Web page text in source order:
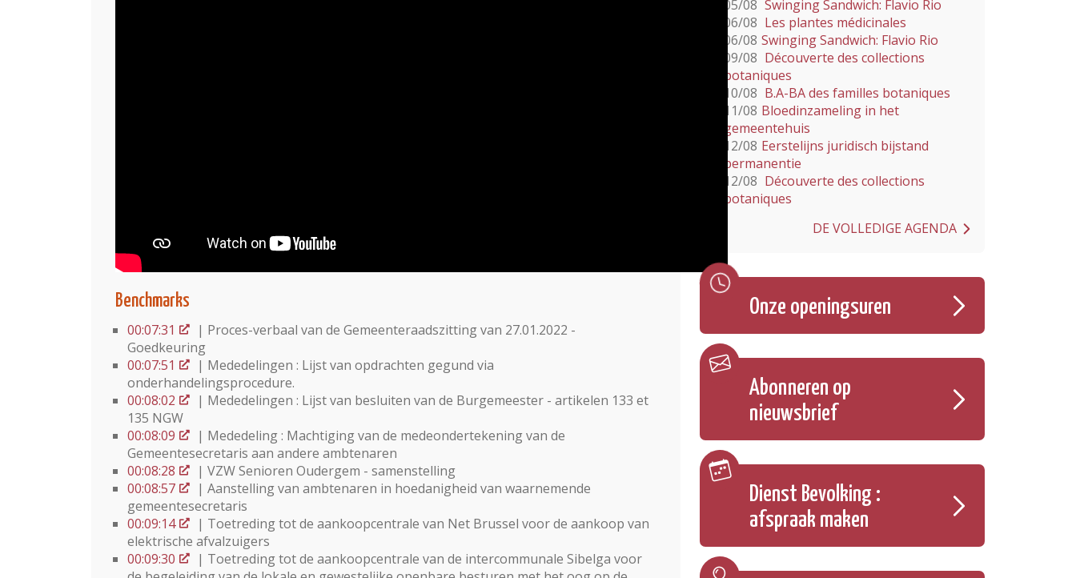
Benchmarks
00:07:31
| Proces-verbaal van de Gemeenteraadszitting van 27.01.2022 -
Goedkeuring
00:07:51
| Mededelingen : Lijst van opdrachten gegund via
onderhandelingsprocedure.
00:08:02
| Mededelingen : Lijst van besluiten van de Burgemeester - artikelen 133 et
135 NGW
00:08:09
| Mededeling : Machtiging van de medeondertekening van de
Gemeentesecretaris aan andere ambtenaren
00:08:28
| VZW Senioren Oudergem - samenstelling
00:08:57
| Aanstelling van ambtenaren in hoedanigheid van waarnemende
gemeentesecretaris
00:09:14
| Toetreding tot de aankoopcentrale van Net Brussel voor de aankoop van
elektrische afvalzuigers
00:09:30
| Toetreding tot de aankoopcentrale van de intercommunale Sibelga voor
05/08 Swinging Sandwich: Flavio Rio
06/08 Les plantes médicinales
06/08 Swinging Sandwich: Flavio Rio
09/08 Découverte des collections
botaniques
10/08 B.A-BA des familles botaniques
11/08 Bloedinzameling in het
gemeentehuis
12/08 Eerstelijns juridisch bijstand
permanentie
12/08 Découverte des collections
botaniques
DE VOLLEDIGE AGENDA
Onze openingsuren
Abonneren op
nieuwsbrief
Dienst Bevolking :
afspraak maken